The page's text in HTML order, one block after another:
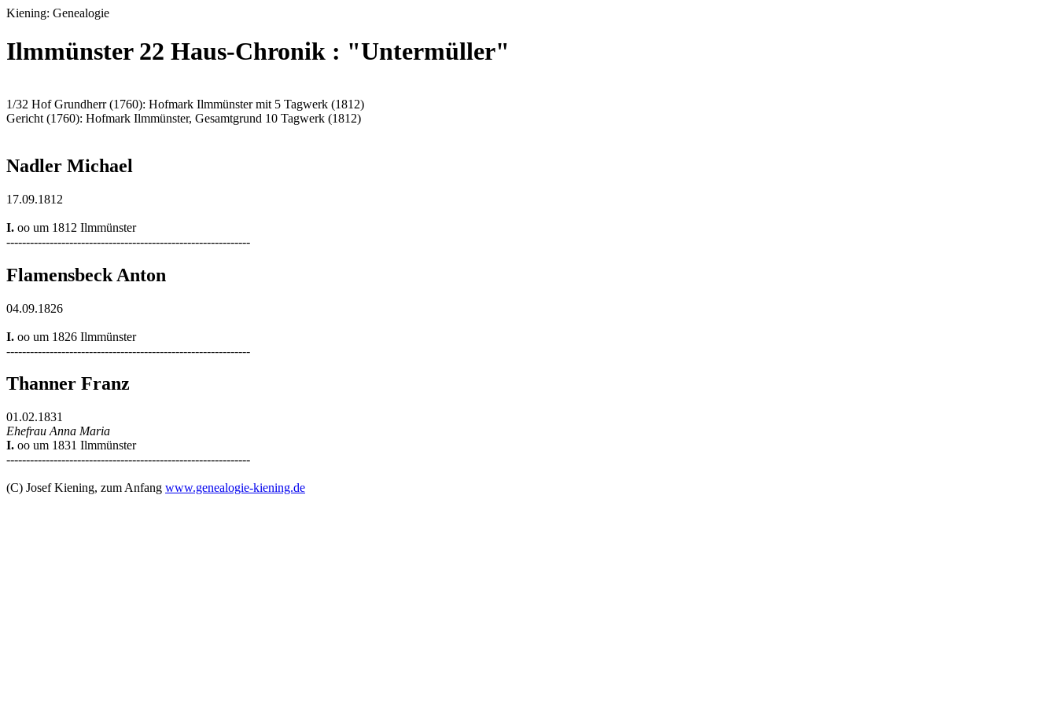
Kiening: Genealogie
Ilmmünster 22 Haus-Chronik : "Untermüller"
1/32 Hof Grundherr (1760): Hofmark Ilmmünster mit 5 Tagwerk (1812)
Gericht (1760): Hofmark Ilmmünster, Gesamtgrund 10 Tagwerk (1812)
Nadler Michael
17.09.1812
I. oo um 1812 Ilmmünster
--------------------------------------------------------------
Flamensbeck Anton
04.09.1826
I. oo um 1826 Ilmmünster
--------------------------------------------------------------
Thanner Franz
01.02.1831
Ehefrau Anna Maria
I. oo um 1831 Ilmmünster
--------------------------------------------------------------
(C) Josef Kiening, zum Anfang www.genealogie-kiening.de